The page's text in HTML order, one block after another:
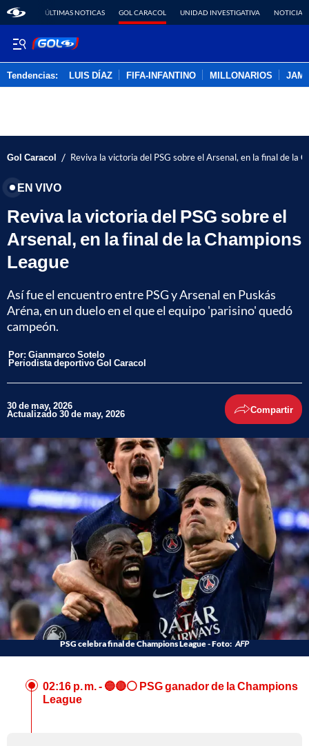
ÚLTIMAS NOTICAS GOL CARACOL UNIDAD INVESTIGATIVA NOTICIAS
Tendencias: LUIS DÍAZ FIFA-INFANTINO MILLONARIOS
Gol Caracol / Reviva la victoria del PSG sobre el Arsenal, en la final de la
EN VIVO
Reviva la victoria del PSG sobre el
Arsenal, en la final de la Champions
League
Así fue el encuentro entre PSG y Arsenal en Puskás
Aréna, en un duelo en el que el equipo 'parisino' quedó
campeón.
Por: Gianmarco Sotelo
Periodista deportivo Gol Caracol
30 de may, 2026
Actualizado 30 de may, 2026 Compartir
PSG celebra final de Champions League - Foto: AFP
02:16 p. m. - 🔵🔴⚪ PSG ganador de la Champions
League